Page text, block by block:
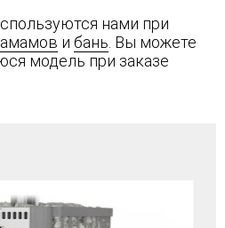
нами при
и бань . Вы можете
модель при заказе